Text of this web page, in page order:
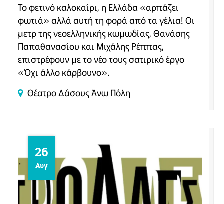
Το φετινό καλοκαίρι, η Ελλάδα «αρπάζει
φωτιά» αλλά αυτή τη φορά από τα γέλια! Οι
μετρ της νεοελληνικής κωμωδίας, Θανάσης
Παπαθανασίου και Μιχάλης Ρέππας,
επιστρέφουν με το νέο τους σατιρικό έργο
«Όχι άλλο κάρβουνο».
Θέατρο ΔάσουςΆνω Πόλη
26
Αυγ